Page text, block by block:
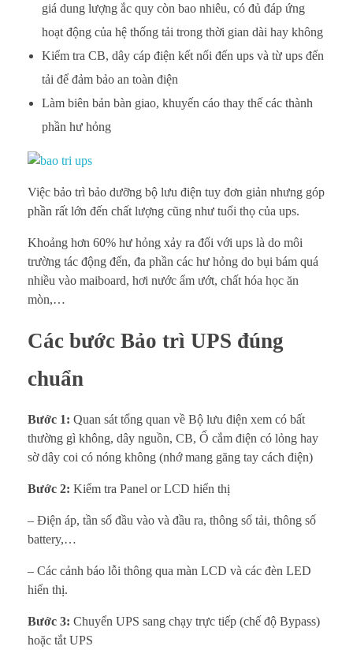
giá dung lượng ắc quy còn bao nhiêu, có đủ đáp ứng
hoạt động của hệ thống tải trong thời gian dài hay không
Kiểm tra CB, dây cáp điện kết nối đến ups và từ ups đến
tải để đảm bảo an toàn điện
Làm biên bản bàn giao, khuyến cáo thay thế các thành
phần hư hỏng
Việc bảo trì bảo dưỡng bộ lưu điện tuy đơn giản nhưng góp
phần rất lớn đến chất lượng cũng như tuổi thọ của ups.
Khoảng hơn 60% hư hỏng xảy ra đối với ups là do môi
trường tác động đến, đa phần các hư hỏng do bụi bám quá
nhiều vào maiboard, hơi nước ẩm ướt, chất hóa học ăn
mòn,…
Các bước Bảo trì UPS đúng
chuẩn
Bước 1: Quan sát tổng quan về Bộ lưu điện xem có bất
thường gì không, dây nguồn, CB, Ổ cắm điện có lỏng hay
sờ dây coi có nóng không (nhớ mang găng tay cách điện)
Bước 2: Kiểm tra Panel or LCD hiển thị
– Điện áp, tần số đầu vào và đầu ra, thông số tải, thông số
battery,…
– Các cảnh báo lỗi thông qua màn LCD và các đèn LED
hiển thị.
Bước 3: Chuyển UPS sang chạy trực tiếp (chế độ Bypass)
hoặc tắt UPS